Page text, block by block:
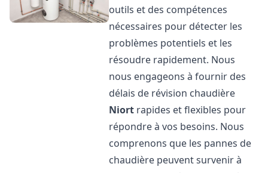
outils et des compétences
nécessaires pour détecter les
problèmes potentiels et les
résoudre rapidement. Nous
nous engageons à fournir des
délais de révision chaudière
Niort rapides et flexibles pour
répondre à vos besoins. Nous
comprenons que les pannes de
chaudière peuvent survenir à